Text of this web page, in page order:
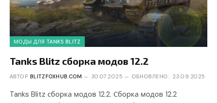
МОДЫ ДЛЯ TANKS BLITZ
Tanks Blitz сборка модов 12.2
АВТОР BLITZFOXHUB.COM 30.07.2025 ОБНОВЛЕНО: 23.09.2025
Tanks Blitz сборка модов 12.2. Сборка модов 12.2